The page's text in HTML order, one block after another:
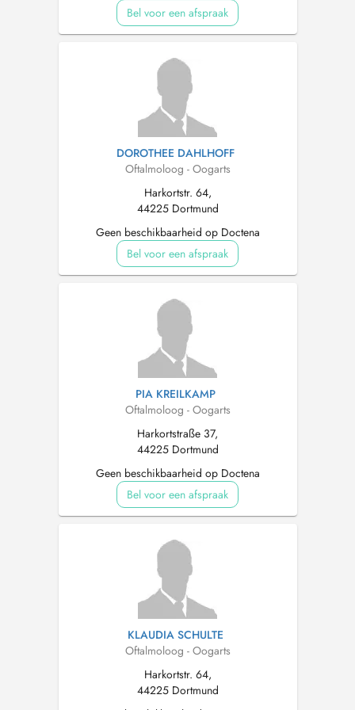
Bel voor een afspraak
DOROTHEE DAHLHOFF
Oftalmoloog - Oogarts
Harkortstr. 64,
44225 Dortmund
Geen beschikbaarheid op Doctena
Bel voor een afspraak
PIA KREILKAMP
Oftalmoloog - Oogarts
Harkortstraße 37,
44225 Dortmund
Geen beschikbaarheid op Doctena
Bel voor een afspraak
KLAUDIA SCHULTE
Oftalmoloog - Oogarts
Harkortstr. 64,
44225 Dortmund